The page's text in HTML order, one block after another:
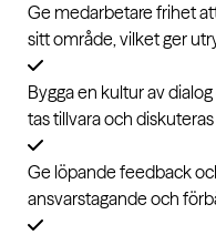
Ge medarbetare frihet
sitt område, vilket ger
Bygga en kultur av
tas tillvara och
Ge löpande feedback
ansvarstagande och